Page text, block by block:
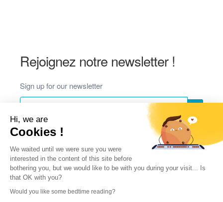
Hi, we are
Cookies !
We waited until we were sure you were
interested in the content of this site before
bothering you, but we would like to be with you during your visit... Is
that OK with you?
Would you like some bedtime reading?
Rejoignez notre newsletter !
Sign up for our newsletter